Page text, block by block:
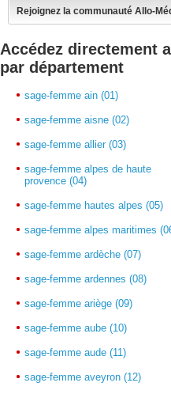
Rejoignez la communauté Allo-
Accédez directement
par département
sage-femme ain (01)
sage-femme aisne (02)
sage-femme allier (03)
sage-femme alpes de haute
provence (04)
sage-femme hautes alpes (05)
sage-femme alpes maritimes
sage-femme ardèche (07)
sage-femme ardennes (08)
sage-femme ariège (09)
sage-femme aube (10)
sage-femme aude (11)
sage-femme aveyron (12)